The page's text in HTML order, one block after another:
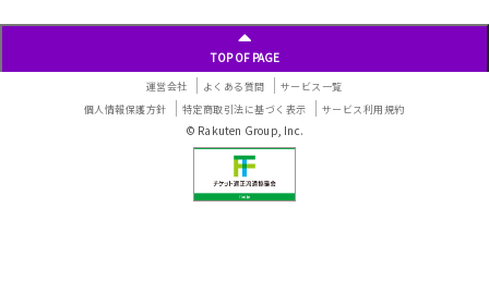
ン
TOP OF PAGE
運営会社 よくある質問
サービス一覧
個人情報保護方針
特定商取引法に基づく表示 サービス利用規約
© Rakuten Group, Inc.